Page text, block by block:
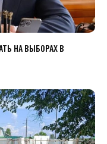
НА ВЫБОРАХ В